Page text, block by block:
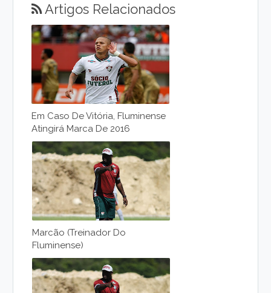
Artigos Relacionados
Em Caso De Vitória, Fluminense
Atingirá Marca De 2016
Marcão (Treinador Do
Fluminense)